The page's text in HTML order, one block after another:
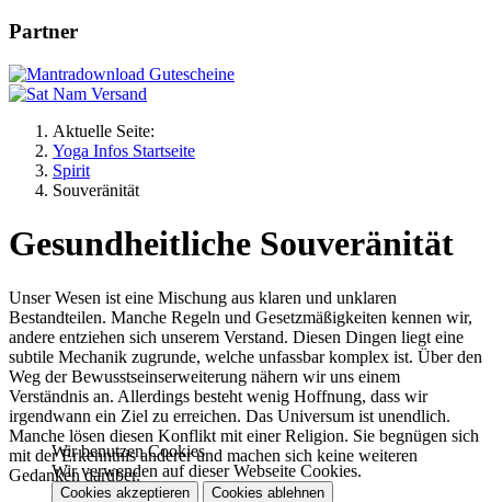
Partner
Aktuelle Seite:
Yoga Infos Startseite
Spirit
Souveränität
Gesundheitliche Souveränität
Unser Wesen ist eine Mischung aus klaren und unklaren
Bestandteilen. Manche Regeln und Gesetzmäßigkeiten kennen wir,
andere entziehen sich unserem Verstand. Diesen Dingen liegt eine
subtile Mechanik zugrunde, welche unfassbar komplex ist. Über den
Weg der Bewusstseinserweiterung nähern wir uns einem
Verständnis an. Allerdings besteht wenig Hoffnung, dass wir
irgendwann ein Ziel zu erreichen. Das Universum ist unendlich.
Manche lösen diesen Konflikt mit einer Religion. Sie begnügen sich
mit der Erkenntnis anderer und machen sich keine weiteren
Gedanken darüber.
Wir benutzen Cookies
Wir verwenden auf dieser Webseite Cookies.
Cookies akzeptieren Cookies ablehnen